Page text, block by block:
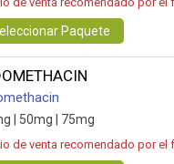
Paquete
| 50mg | 75mg
de venta recomendado por el